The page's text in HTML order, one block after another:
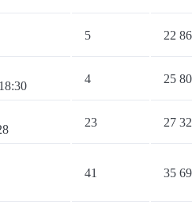
5 22
4 25
23 27
41 35